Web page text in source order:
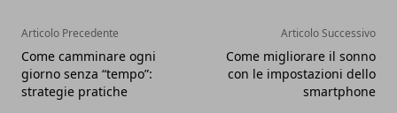
Articolo Precedente
Come camminare ogni
giorno senza “tempo”:
strategie pratiche
Articolo Successivo
Come migliorare il sonno
con le impostazioni dello
smartphone